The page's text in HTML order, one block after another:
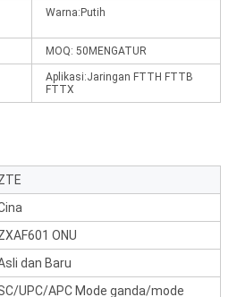
Warna: Putih
MOQ: 50 MENGATUR
Aplikasi:Jaringan FTTH FTTB
FTTX
ONU
dan Baru
UPC/APC Mode ganda/mode